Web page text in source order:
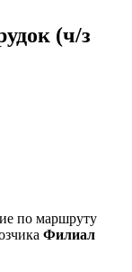
(ч/з
по маршруту
Филиал